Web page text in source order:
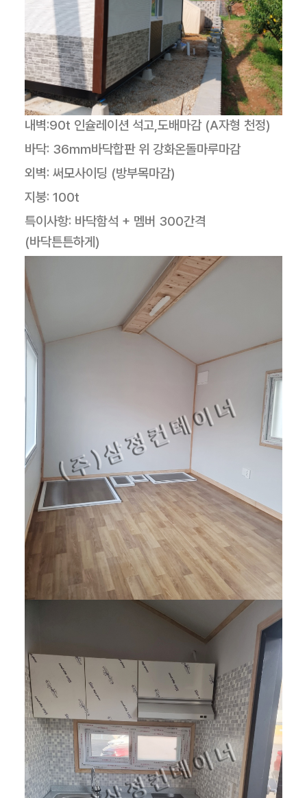
내벽:90t 인슐레이션 석고,도배마감 (A자형 천정)
바닥: 36mm바닥합판 위 강화온돌마루마감
외벽: 써모사이딩 (방부목마감)
지붕: 100t
특이사항: 바닥함석 + 멤버 300간격
(바닥튼튼하게)